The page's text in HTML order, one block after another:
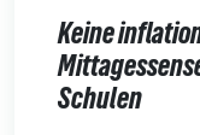
Keine
Schulen